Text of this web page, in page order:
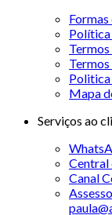
Política
Mapa
Serviços ao
Central
Canal